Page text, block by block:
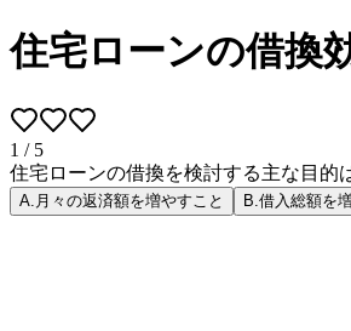
住宅ローンの借換
1 / 5
住宅ローンの借換を検討する主な目的
A 月々の返済額を増やすこと B 借入総額を